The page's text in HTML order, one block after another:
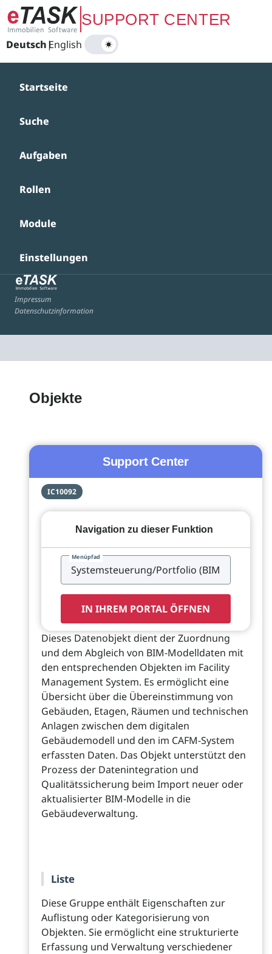
Zum Hauptinhalt springenSUPPORT CENTER
Deutsch|
English
Startseite
Suche
Aufgaben
Rollen
Module
Einstellungen
Impressum
Datenschutzinformation
Objekte
Support Center
IC10092
Navigation zu dieser Funktion
Menüpfad
IN IHREM PORTAL ÖFFNEN
Dieses Datenobjekt dient der Zuordnung
und dem Abgleich von BIM-Modelldaten mit
den entsprechenden Objekten im Facility
Management System. Es ermöglicht eine
Übersicht über die Übereinstimmung von
Gebäuden, Etagen, Räumen und technischen
Anlagen zwischen dem digitalen
Gebäudemodell und den im CAFM-System
erfassten Daten. Das Objekt unterstützt den
Prozess der Datenintegration und
Qualitätssicherung beim Import neuer oder
aktualisierter BIM-Modelle in die
Gebäudeverwaltung.
Liste
Diese Gruppe enthält Eigenschaften zur
Auflistung oder Kategorisierung von
Objekten. Sie ermöglicht eine strukturierte
Erfassung und Verwaltung verschiedener